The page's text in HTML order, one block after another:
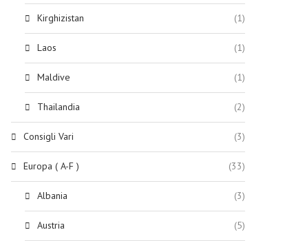
Kirghizistan (1)
Laos (1)
Maldive (1)
Thailandia (2)
Consigli Vari (3)
Europa ( A-F ) (33)
Albania (3)
Austria (5)